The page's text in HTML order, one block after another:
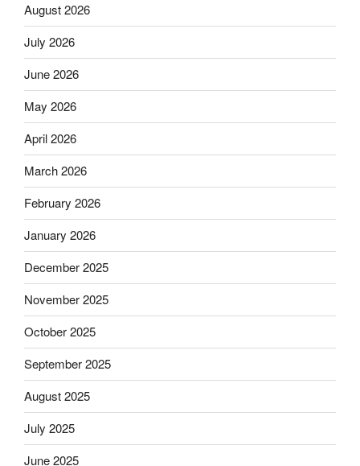
August 2026
July 2026
June 2026
May 2026
April 2026
March 2026
February 2026
January 2026
December 2025
November 2025
October 2025
September 2025
August 2025
July 2025
June 2025